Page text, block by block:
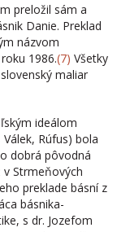
preložil sám a
Danie. Preklad
názvom
1986.(7) Všetky
maliar
ideálom
Rúfus) bola
dobrá pôvodná
Strmeňových
preklade básní z
básnika-
s dr. Jozefom